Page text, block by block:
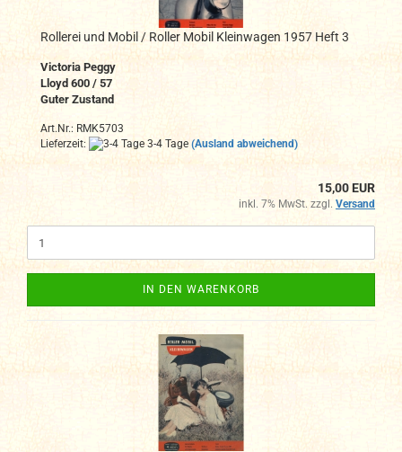
Rollerei und Mobil / Roller Mobil Kleinwagen 1957 Heft 3
Victoria Peggy
Lloyd 600 / 57
Guter Zustand
Art.Nr.: RMK5703
Lieferzeit:
3-4 Tage (Ausland abweichend)
15,00 EUR
inkl. 7% MwSt. zzgl. Versand
IN DEN WARENKORB